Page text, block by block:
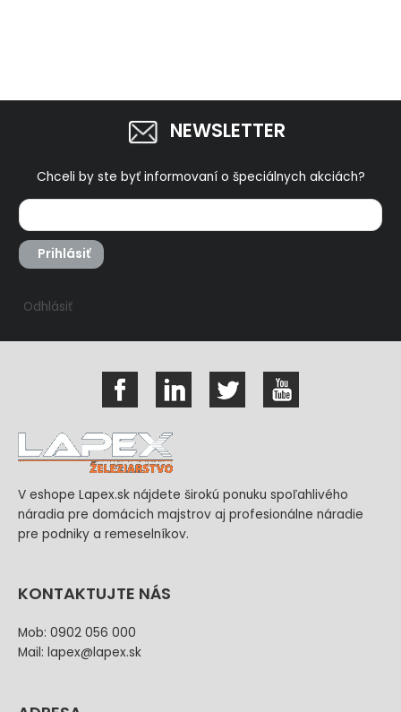
NEWSLETTER
Chceli by ste byť informovaní o špeciálnych akciách?
Prihlásiť
Odhlásiť
V eshope Lapex.sk nájdete širokú ponuku spoľahlivého
náradia pre domácich majstrov aj profesionálne náradie
pre podniky a remeselníkov.
KONTAKTUJTE NÁS
Mob: 0902 056 000
Mail: lapex@lapex.sk